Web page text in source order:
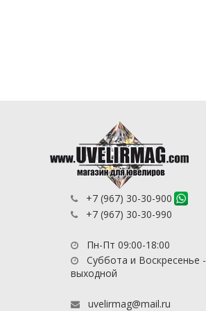
+7 (967) 30-30-900
+7 (967) 30-30-990
Пн-Пт 09:00-18:00
Суббота и Воскресенье -
выходной
uvelirmag@mail.ru